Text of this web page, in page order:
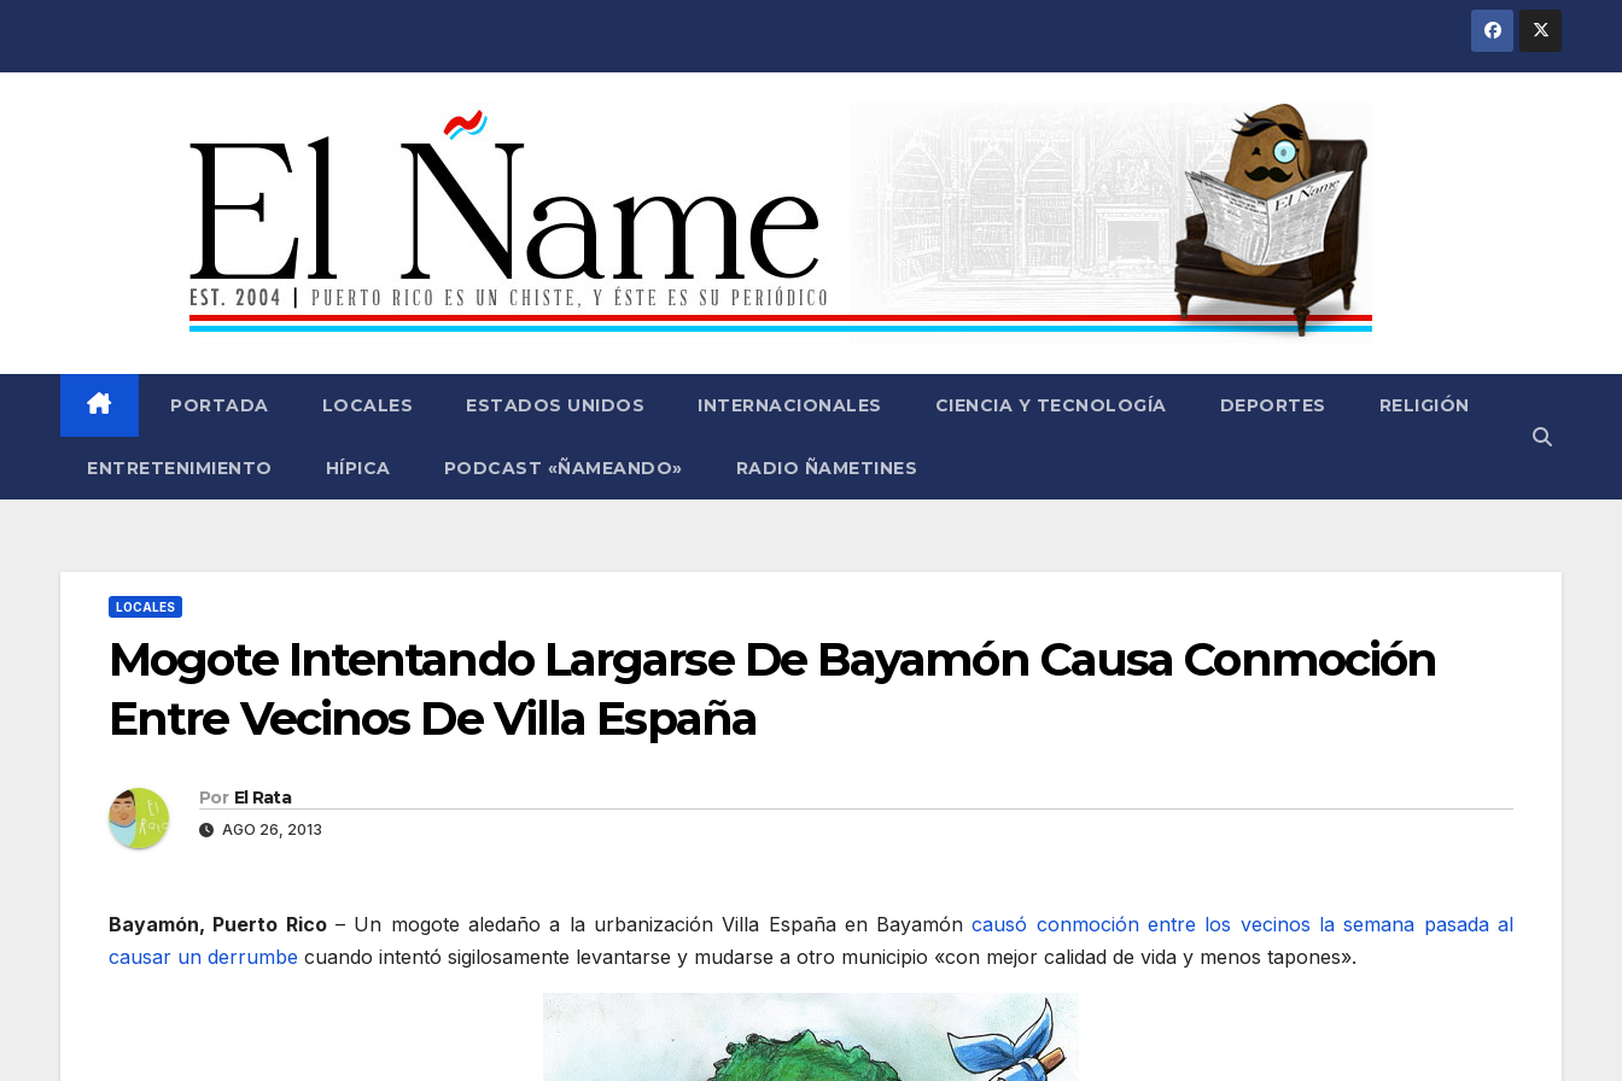
PORTADA LOCALES ESTADOS UNIDOS INTERNACIONALES CIENCIA Y TECNOLOGÍA DEPORTES RELIGIÓN
ENTRETENIMIENTO HÍPICA PODCAST «ÑAMEANDO» RADIO ÑAMETINES
LOCALES
Mogote Intentando Largarse De Bayamón Causa Conmoción
Entre Vecinos De Villa España
Por El Rata
AGO 26, 2013
Bayamón, Puerto Rico– Un mogote aledaño a la urbanización Villa España en Bayamóncausó conmoción entre los vecinos la semana pasada al
causar un derrumbe cuando intentó sigilosamente levantarse y mudarse a otro municipio «con mejor calidad de vida y menos tapones».